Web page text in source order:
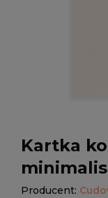
Kartka
Producent: